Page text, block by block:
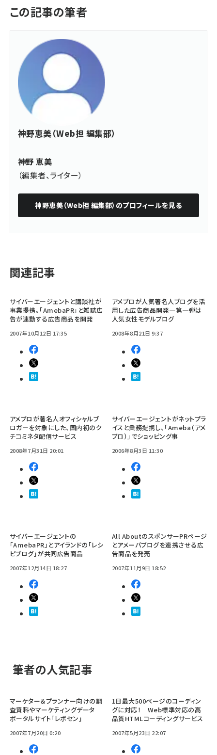
この記事の筆者
神野恵美（Web担 編集部）
神野 恵美
（編集者、ライター）
神野恵美（Web担 編集部） のプロフィールを見る
関連記事
サイバーエージェントと講談社が
事業提携。「AmebaPR」と雑誌広
告が連動する広告商品を開発
2007年10月12日 17:35
アメブロが人気著名人ブログを活
用した広告商品開発―第一弾は
人気女性モデルブログ
2008年8月21日 9:37
アメブロが著名人オフィシャルブ
ロガーを対象にした、国内初のク
チコミネタ配信サービス
2008年7月31日 20:01
サイバーエージェントがネットプラ
イスと業務提携し、「Ameba（アメ
ブロ）」でショッピング事
2006年8月3日 11:30
サイバーエージェントの
「AmebaPR」とアイランドの「レシ
ピブログ」が共同広告商品
2007年12月14日 18:27
All AboutのスポンサーPRページ
とアメーバブログを連携させる広
告商品を発売
2007年11月9日 18:52
筆者の人気記事
マーケター＆プランナー向けの調
査資料やマーケティングデータ
ポータルサイト「レポセン」
2007年7月20日 0:20
1日最大500ページのコーディン
グに対応！ Web標準対応の高
品質HTMLコーディングサービス
2007年5月23日 22:07